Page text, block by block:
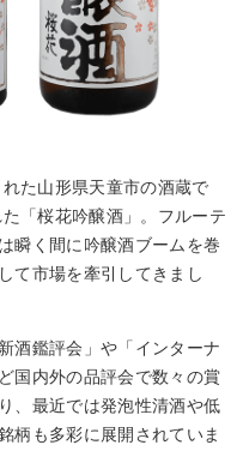
た山形県天童市の酒蔵で
「桜花吟醸酒」。フルーテ
瞬く間に吟醸酒ブームを巻
て市場を牽引してきまし
酒鑑評会」や「インターナ
国内外の品評会で数々の賞
、最近では発泡性清酒や低
柄も多彩に展開されていま